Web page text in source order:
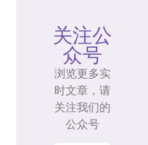
关注公
众号
浏览更多实
时文章，请
关注我们的
公众号